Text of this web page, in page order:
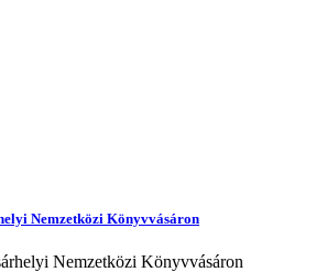
Nemzetközi Könyvvásáron
Nemzetközi Könyvvásáron